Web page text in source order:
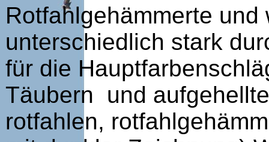
Rotfahlgehämmerte
unterschiedlich stark
für die
Täubern und
rotfahlen,